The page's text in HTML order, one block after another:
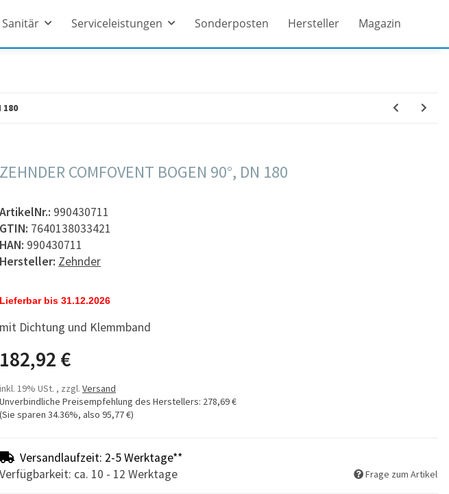
Sanitär Serviceleistungen Sonderposten Hersteller Magazin
180
ZEHNDER COMFOVENT BOGEN 90°, DN 180
ArtikelNr.: 990430711
GTIN: 7640138033421
HAN: 990430711
Hersteller: Zehnder
Lieferbar bis 31.12.2026
mit Dichtung und Klemmband
182,92 €
inkl. 19% USt. , zzgl. Versand
Unverbindliche Preisempfehlung des Herstellers: 278,69 €
(Sie sparen 34.36%, also 95,77 €)
Versandlaufzeit: 2-5 Werktage**
Verfügbarkeit: ca. 10 - 12 Werktage
Frage zum Artikel